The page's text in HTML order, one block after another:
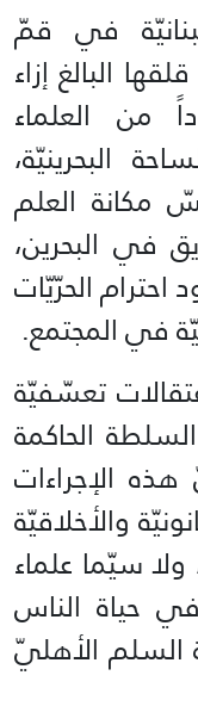
في قمّ
البالغ إزاء
من العلماء
البحرينيّة،
مكانة العلم
في البحرين،
الحرّيّات
في المجتمع.
تعسّفيّة
الحاكمة
الإجراءات
والأخلاقيّة
سيّما علماء
حياة الناس
السلم الأهليّ